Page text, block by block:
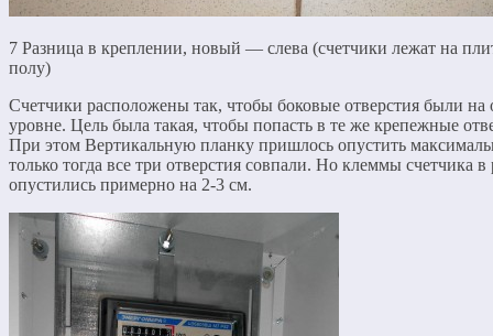
7 Разница в креплении, новый — слева (счетчики лежат на
полу)
Счетчики расположены так, чтобы боковые отверстия были на
уровне. Цель была такая, чтобы попасть в те же крепежные
При этом Вертикальную планку пришлось опустить
только тогда все три отверстия совпали. Но клеммы счетчика в
опустились примерно на 2-3 см.